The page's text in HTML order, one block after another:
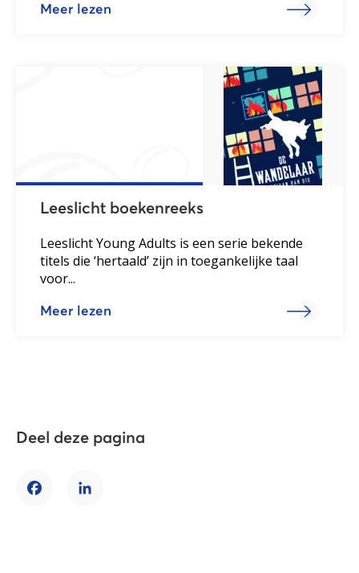
Meer lezen
Leeslicht boekenreeks
Leeslicht Young Adults is een serie bekende
titels die ‘hertaald’ zijn in toegankelijke taal
voor...
Meer lezen
Deel deze pagina
FacebookLinkedIn